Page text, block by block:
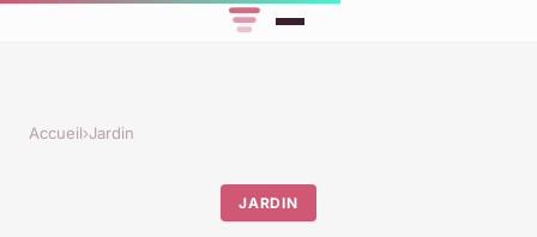
Accueil›Jardin
JARDIN